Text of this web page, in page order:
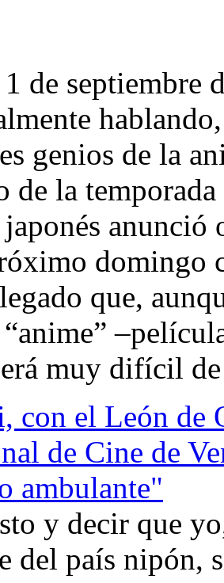
de septiembre
genios de la
de la
anunció
domingo
que,
muy difícil
y decir que
del país nipón,